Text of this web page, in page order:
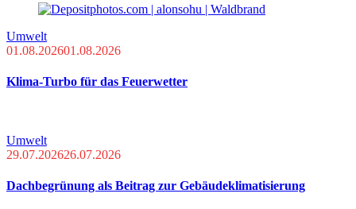
Umwelt
01.08.202601.08.2026
Klima-Turbo für das Feuerwetter
Umwelt
29.07.202626.07.2026
Dachbegrünung als Beitrag zur Gebäudeklimatisierung